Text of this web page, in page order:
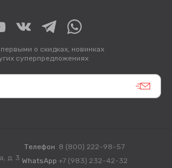
о скидках, новинках
суперпредложениях
д. 3
Телефон 8 (800) 222-98-57
WhatsApp +7 (983) 232-42-32